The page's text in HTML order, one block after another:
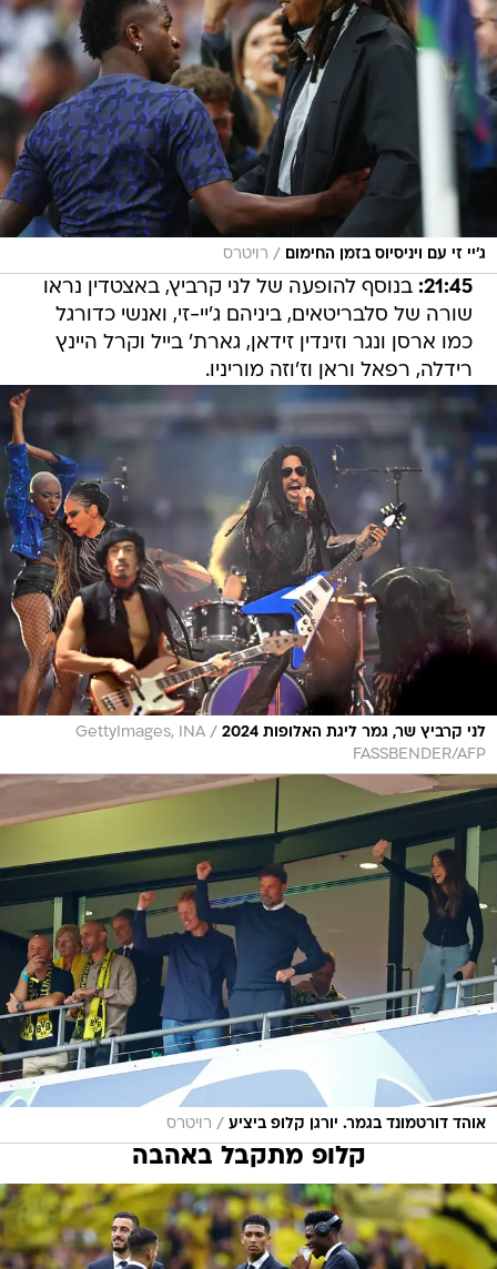
ג'יי זי עם ויניסיוס בזמן החימום / רויטרס
21:45: בנוסף להופעה של לני קרביץ, באצטדין נראו
שורה של סלבריטאים, ביניהם ג'יי-זי, ואנשי כדורגל
כמו ארסן ונגר וזינדין זידאן, גארת' בייל וקרל היינץ
רידלה, רפאל וראן וז'וזה מוריניו.
לני קרביץ שר, גמר ליגת האלופות 2024 /
GettyImages, INA
FASSBENDER/AFP
אוהד דורטמונד בגמר. יורגן קלופ ביציע / רויטרס
קלופ מתקבל באהבה